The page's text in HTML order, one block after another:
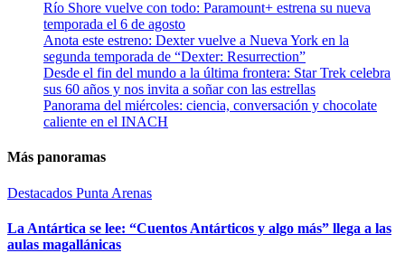
Río Shore vuelve con todo: Paramount+ estrena su nueva
temporada el 6 de agosto
Anota este estreno: Dexter vuelve a Nueva York en la
segunda temporada de “Dexter: Resurrection”
Desde el fin del mundo a la última frontera: Star Trek celebra
sus 60 años y nos invita a soñar con las estrellas
Panorama del miércoles: ciencia, conversación y chocolate
caliente en el INACH
Más panoramas
Destacados Punta Arenas
La Antártica se lee: “Cuentos Antárticos y algo más” llega a las
aulas magallánicas